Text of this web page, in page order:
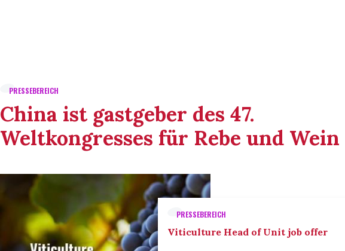
PRESSEBEREICH
China ist gastgeber des 47.
Weltkongresses für Rebe und Wein
PRESSEBEREICH
Viticulture Head of Unit job offer